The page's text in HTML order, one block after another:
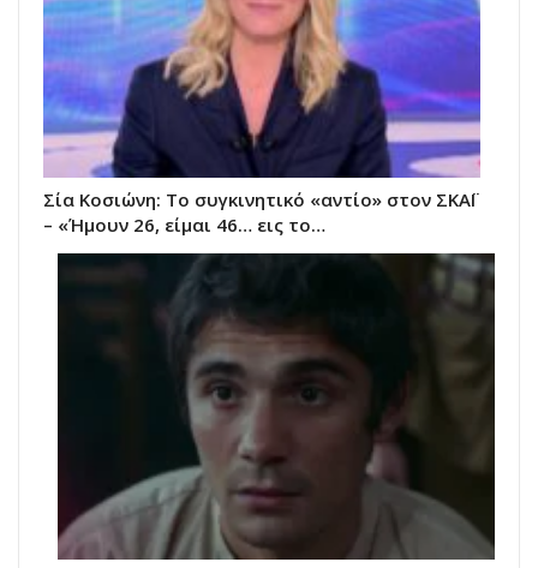
Σία Κοσιώνη: Το συγκινητικό «αντίο» στον ΣΚΑΪ
– «Ήμουν 26, είμαι 46… εις το…